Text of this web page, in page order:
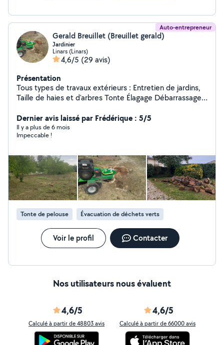
Auto-entrepreneur
Gerald Breuillet (Breuillet gerald)
Jardinier
Linars (Linars)
4,6/5 (29 avis)
Présentation
Tous types de travaux extérieurs : Entretien de jardins,
Taille de haies et d'arbres Tonte Élagage Débarrassage
disponible 7j/7j. Devis gratuit sur demande, n'hésitez pas
à me contacter pour toutes demandes Contactez moi
de préférence au 06/20/94/78/34
Dernier avis laissé par Frédérique : 5/5
Il y a plus de 6 mois
Impeccable !
Tonte de pelouse Évacuation de déchets verts
Voir le profil Contacter
Nos utilisateurs nous évaluent
4,6/5
Calculé à partir de 48803 avis
4,6/5
Calculé à partir de 66000 avis